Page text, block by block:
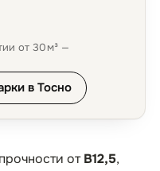
от 30 м³ —
в Тосно
отB12,5,